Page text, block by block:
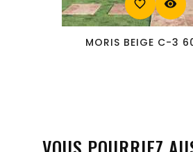
favorite_border visibility
MORIS BEIGE C-3